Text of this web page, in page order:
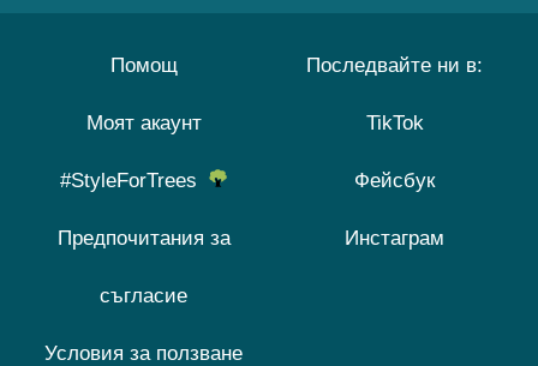
Помощ
Моят акаунт
#StyleForTrees
Предпочитания за
съгласие
Условия за ползване
Последвайте ни в:
TikTok
Фейсбук
Инстаграм